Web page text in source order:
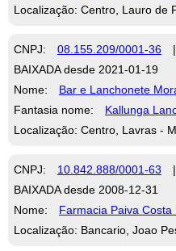
Localização: Centro, Lauro de
CNPJ: 08.155.209/0001-36
BAIXADA desde 2021-01-19
Nome:
Bar e Lanchonete
Fantasia nome:
Kallunga
Localização: Centro, Lavras -
CNPJ: 10.842.888/0001-63
BAIXADA desde 2008-12-31
Nome:
Farmacia Paiva Costa
Localização: Bancario, Joao